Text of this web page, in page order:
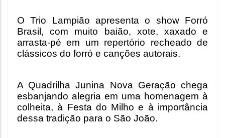
O Trio Lampião apresenta o show Forró
Brasil, com muito baião, xote, xaxado e
arrasta-pé em um repertório recheado de
clássicos do forró e canções autorais.
A Quadrilha Junina Nova Geração chega
esbanjando alegria em uma homenagem à
colheita, à Festa do Milho e à importância
dessa tradição para o São João.